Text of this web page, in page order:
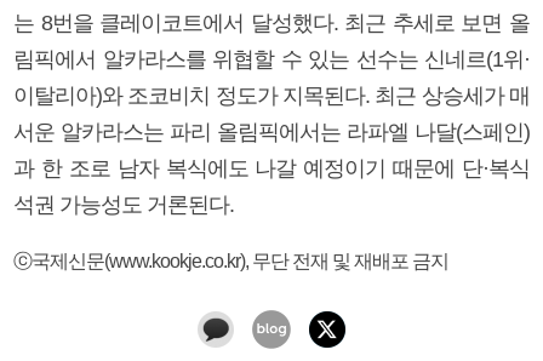
는 8번을 클레이코트에서 달성했다. 최근 추세로 보면 올
림픽에서 알카라스를 위협할 수 있는 선수는 신네르(1위·
이탈리아)와 조코비치 정도가 지목된다. 최근 상승세가 매
서운 알카라스는 파리 올림픽에서는 라파엘 나달(스페인)
과 한 조로 남자 복식에도 나갈 예정이기 때문에 단·복식
석권 가능성도 거론된다.
ⓒ국제신문(www.kookje.co.kr), 무단 전재 및 재배포 금지